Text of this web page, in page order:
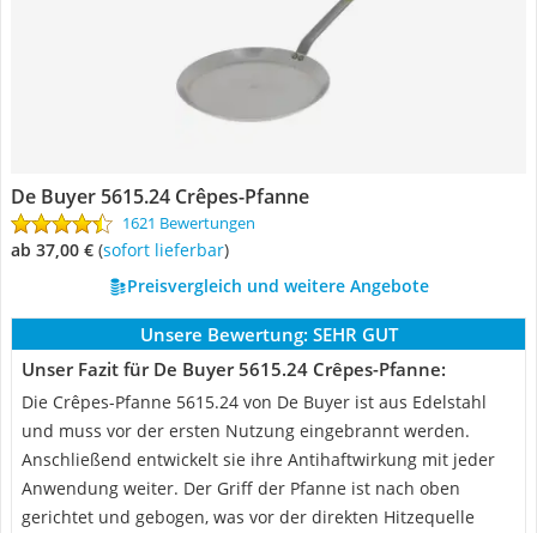
De Buyer 5615.24 Crêpes-Pfanne
1621 Bewertungen
ab 37,00 € ( Sofort lieferbar)
Preisvergleich und weitere Angebote
Unsere Bewertung: SEHR GUT
Unser Fazit für De Buyer 5615.24 Crêpes-Pfanne:
Die Crêpes-Pfanne 5615.24 von De Buyer ist aus Edelstahl
und muss vor der ersten Nutzung eingebrannt werden.
Anschließend entwickelt sie ihre Antihaftwirkung mit jeder
Anwendung weiter. Der Griff der Pfanne ist nach oben
gerichtet und gebogen, was vor der direkten Hitzequelle